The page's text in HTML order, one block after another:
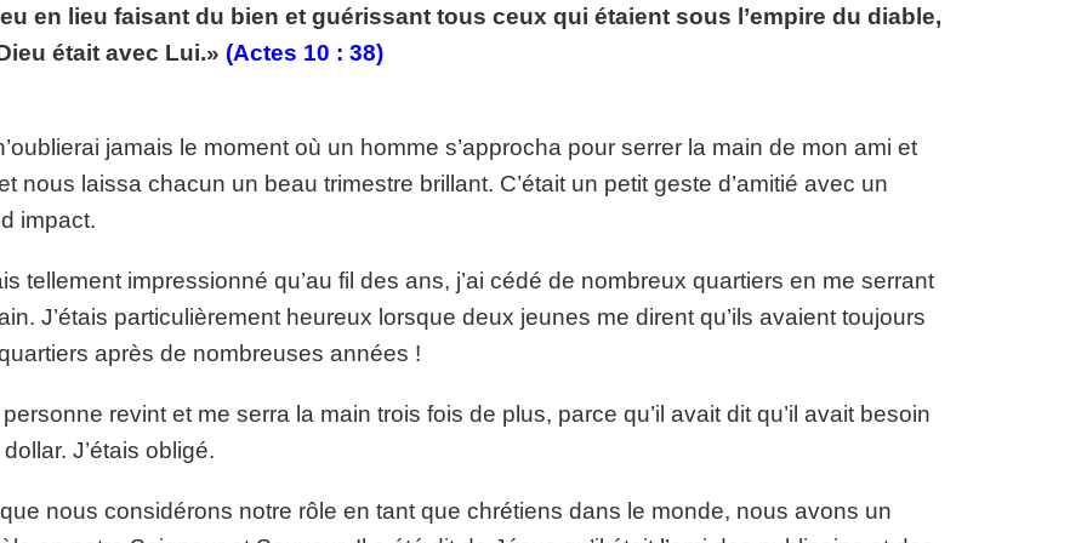
www.lafoiapostolique.org/wp-
lasse-rempli-de-tritesse.mp3
en lieu faisant du bien et guérissant tous ceux qui étaient sous l’empire du diable,
était avec Lui.» (Actes 10 : 38)
jamais le moment où un homme s’approcha pour serrer la main de mon ami et
nous laissa chacun un beau trimestre brillant. C’était un petit geste d’amitié avec un
impact.
tellement impressionné qu’au fil des ans, j’ai cédé de nombreux quartiers en me serrant
J’étais particulièrement heureux lorsque deux jeunes me dirent qu’ils avaient toujours
après de nombreuses années !
revint et me serra la main trois fois de plus, parce qu’il avait dit qu’il avait besoin
dollar. J’étais obligé.
nous considérons notre rôle en tant que chrétiens dans le monde, nous avons un